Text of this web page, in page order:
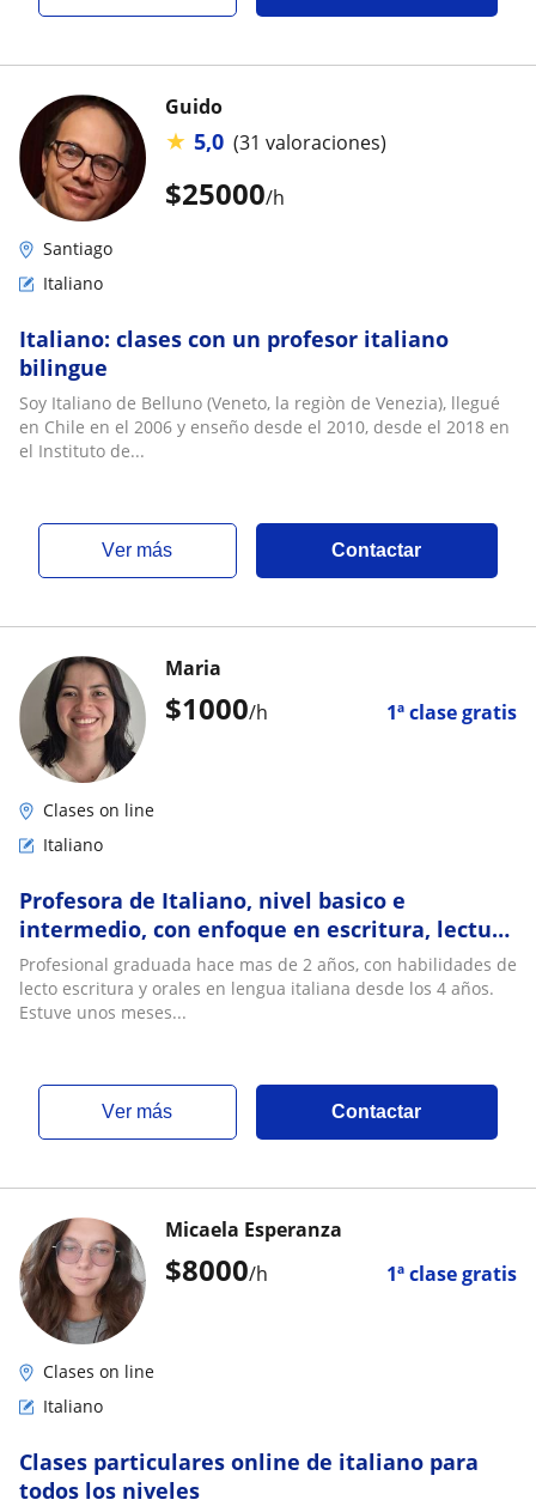
$25000/h
Guido
★ 5,0 (31 valoraciones)
Santiago
Italiano
Italiano: clases con un profesor italiano
bilingue
Soy Italiano de Belluno (Veneto, la regiòn de Venezia), llegué
en Chile en el 2006 y enseño desde el 2010, desde el 2018 en
el Instituto de...
ver más Contactar
$1000/h 1ª clase gratis
Maria
Clases on line
Italiano
Profesora de Italiano, nivel basico e
intermedio, con enfoque en escritura, lectura
y habla
Profesional graduada hace mas de 2 años, con habilidades de
lecto escritura y orales en lengua italiana desde los 4 años.
Estuve unos meses...
ver más Contactar
$8000/h 1ª clase gratis
Micaela Esperanza
Clases on line
Italiano
Clases particulares online de italiano para
todos los niveles